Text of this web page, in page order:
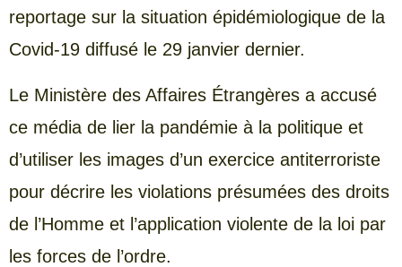
reportage sur la situation épidémiologique de la
Covid-19 diffusé le 29 janvier dernier.
Le Ministère des Affaires Étrangères a accusé
ce média de lier la pandémie à la politique et
d’utiliser les images d’un exercice antiterroriste
pour décrire les violations présumées des droits
de l’Homme et l’application violente de la loi par
les forces de l’ordre.